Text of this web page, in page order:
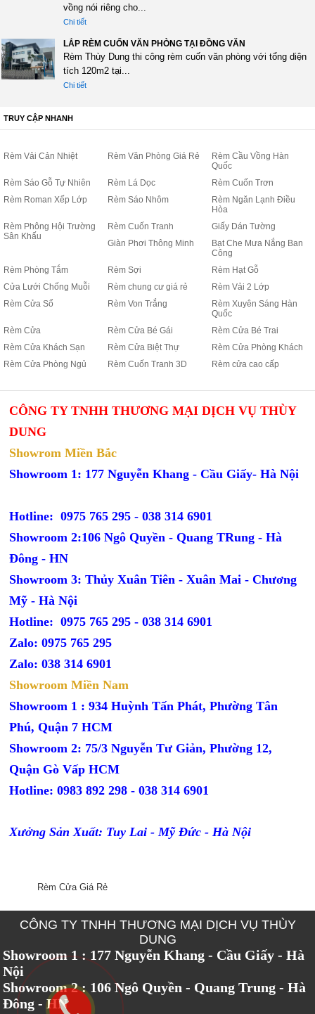
vồng nói riêng cho...
Chi tiết
LẮP RÈM CUỐN VĂN PHÒNG TẠI ĐỒNG VĂN
Rèm Thùy Dung thi công rèm cuốn văn phòng với tổng diện
tích 120m2 tại...
Chi tiết
TRUY CẬP NHANH
Rèm Vải Cản Nhiệt Rèm Văn Phòng Giá Rẻ
Rèm Cầu Vồng Hàn
Quốc
Rèm Sáo Gỗ Tự Nhiên
Rèm Lá Dọc
Rèm Cuốn Trơn
Rèm Roman Xếp Lớp
Rèm Sáo Nhôm
Rèm Ngăn Lạnh Điều
Hòa
Rèm Phông Hội Trường
Sân Khấu
Rèm Cuốn Tranh
Giấy Dán Tường
Giàn Phơi Thông Minh
Bạt Che Mưa Nắng Ban
Công
Rèm Phòng Tắm
Rèm Sợi
Rèm Hạt Gỗ
Cửa Lưới Chống Muỗi
Rèm chung cư giá rẻ
Rèm Vải 2 Lớp
Rèm Cửa Sổ
Rèm Von Trắng
Rèm Xuyên Sáng Hàn
Quốc
Rèm Cửa
Rèm Cửa Bé Gái
Rèm Cửa Bé Trai
Rèm Cửa Khách Sạn
Rèm Cửa Biệt Thự
Rèm Cửa Phòng Khách
Rèm Cửa Phòng Ngủ
Rèm Cuốn Tranh 3D Rèm cửa cao cấp
CÔNG TY TNHH THƯƠNG MẠI DỊCH VỤ THÙY
DUNG
Showrom Miền Bắc
Showroom 1: 177 Nguyễn Khang - Cầu Giấy- Hà Nội
Hotline: 0975 765 295 -038 314 6901
Showroom 2:106 Ngô Quyền - Quang TRung - Hà
Đông - HN
Showroom 3: Thủy Xuân Tiên - Xuân Mai - Chương
Mỹ - Hà Nội
Hotline: 0975 765 295 -038 314 6901
Zalo: 0975 765 295
Zalo: 038 314 6901
Showroom Miền Nam
Showroom 1 : 934 Huỳnh Tấn Phát, Phường Tân
Phú, Quận 7 HCM
Showroom 2: 75/3 Nguyễn Tư Giản, Phường 12,
Quận Gò Vấp HCM
Hotline: 0983 892 298 - 038 314 6901
Xưởng Sản Xuất: Tuy Lai - Mỹ Đức - Hà Nội
Rèm Cửa Giá Rẻ
CÔNG TY TNHH THƯƠNG MẠI DỊCH VỤ THÙY
DUNG
Showroom 1 : 177 Nguyễn Khang - Cầu Giấy - Hà
Nội
Showroom 2 : 106 Ngô Quyền - Quang Trung - Hà
Đông - HN